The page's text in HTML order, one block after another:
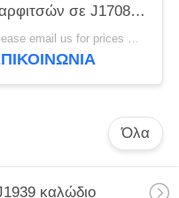
σε J1708 6
Please email us for prices MOQ:100 τεμ
Όλα
καλώδιο